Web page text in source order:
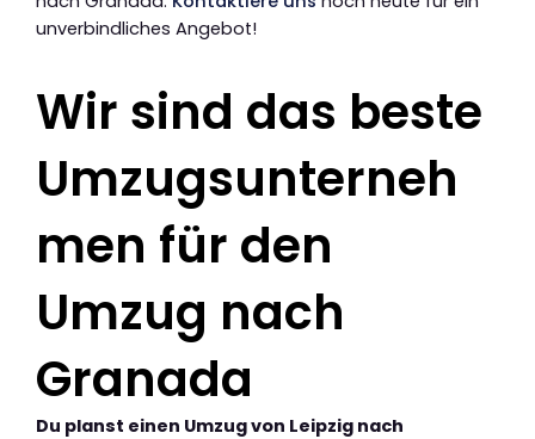
unverbindliches Angebot!
Wir sind das beste
Umzugsunterneh
men für den
Umzug nach
Granada
Du planst einen Umzug von Leipzig nach